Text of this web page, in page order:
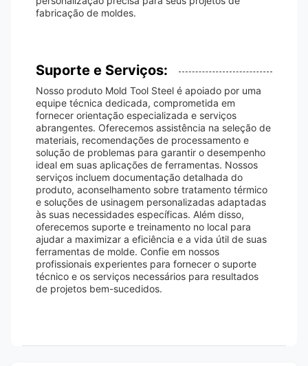
fabricação de moldes.
Suporte e Serviços:
Nosso produto Mold Tool Steel é apoiado por uma
equipe técnica dedicada, comprometida em
fornecer orientação especializada e serviços
abrangentes. Oferecemos assistência na seleção de
materiais, recomendações de processamento e
solução de problemas para garantir o desempenho
ideal em suas aplicações de ferramentas. Nossos
serviços incluem documentação detalhada do
produto, aconselhamento sobre tratamento térmico
e soluções de usinagem personalizadas adaptadas
às suas necessidades específicas. Além disso,
oferecemos suporte e treinamento no local para
ajudar a maximizar a eficiência e a vida útil de suas
ferramentas de molde. Confie em nossos
profissionais experientes para fornecer o suporte
técnico e os serviços necessários para resultados
de projetos bem-sucedidos.